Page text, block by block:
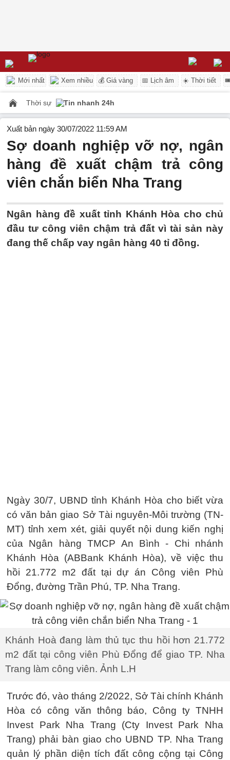
Mới nhất Xem nhiều 💰 Giá vàng 📅 Lịch âm ☀️ Thời tiết
Thời sự Tin nhanh 24h
Xuất bản ngày 30/07/2022 11:59 AM
Sợ doanh nghiệp vỡ nợ, ngân
hàng đề xuất chậm trả công
viên chắn biển Nha Trang
Ngân hàng đề xuất tỉnh Khánh Hòa cho chủ
đầu tư công viên chậm trả đất vì tài sản này
đang thế chấp vay ngân hàng 40 tỉ đồng.
Ngày 30/7, UBND tỉnh Khánh Hòa cho biết vừa
có văn bản giao Sở Tài nguyên-Môi trường (TN-
MT) tỉnh xem xét, giải quyết nội dung kiến nghị
của Ngân hàng TMCP An Bình - Chi nhánh
Khánh Hòa (ABBank Khánh Hòa), về việc thu
hồi 21.772 m2 đất tại dự án Công viên Phù
Đổng, đường Trần Phú, TP. Nha Trang.
Khánh Hoà đang làm thủ tục thu hồi hơn 21.772
m2 đất tại công viên Phù Đổng để giao TP. Nha
Trang làm công viên. Ảnh L.H
Trước đó, vào tháng 2/2022, Sở Tài chính Khánh
Hòa có công văn thông báo, Công ty TNHH
Invest Park Nha Trang (Cty Invest Park Nha
Trang) phải bàn giao cho UBND TP. Nha Trang
quản lý phần diện tích đất công cộng tại Công